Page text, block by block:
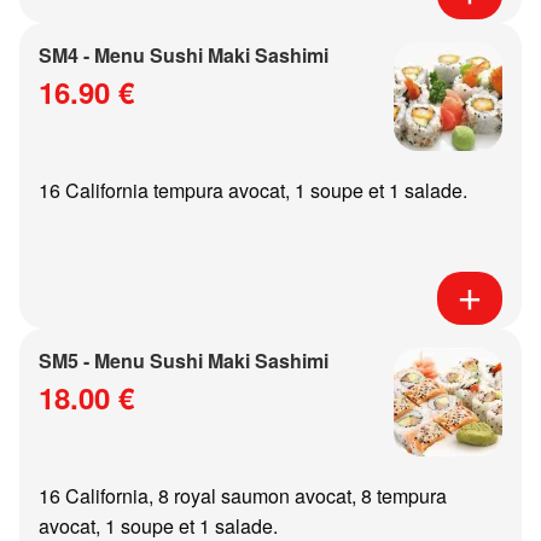
SM4 - Menu Sushi Maki Sashimi
16.90 €
16 California tempura avocat, 1 soupe et 1 salade.
SM5 - Menu Sushi Maki Sashimi
18.00 €
16 California, 8 royal saumon avocat, 8 tempura
avocat, 1 soupe et 1 salade.